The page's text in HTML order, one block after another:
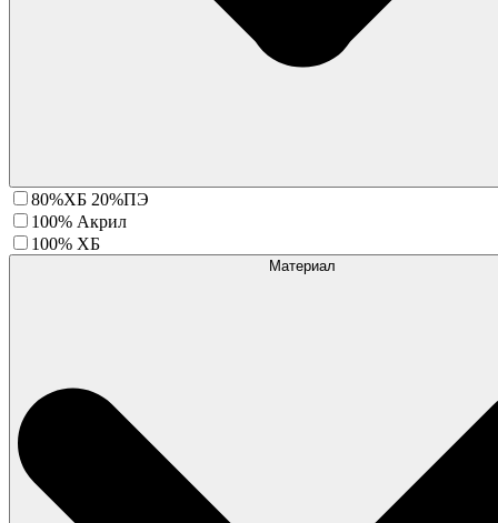
80%ХБ 20%ПЭ
100% Акрил
100% ХБ